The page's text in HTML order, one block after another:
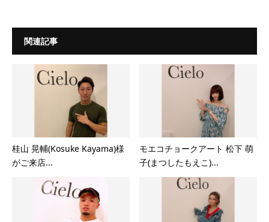
関連記事
桂山 晃輔(Kosuke Kayama)様
がご来店...
モエコチョークアート 松下 萌
子(まつしたもえこ)...